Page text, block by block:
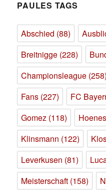
PAULES TAGS
Abschied (88)
Breitnigge (228)
Championsleague (258)
Fans (227) FC
Gomez (118)
Klinsmann (122)
Leverkusen (81)
Meisterschaft (158)